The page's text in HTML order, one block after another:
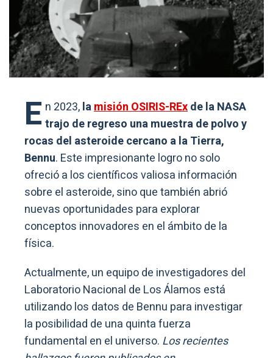
E n 2023,lamisión OSIRIS-RExde la NASA
trajo de regreso una muestra de polvo y
rocas del asteroide cercano a la Tierra,
Bennu. Este impresionante logro no solo
ofreció a los científicos valiosa información
sobre el asteroide, sino que también abrió
nuevas oportunidades para explorar
conceptos innovadores en el ámbito de la
física.
Actualmente, un equipo de investigadores del
Laboratorio Nacional de Los Álamos está
utilizando los datos de Bennu para investigar
la posibilidad de una quinta fuerza
fundamental en el universo. Los recientes